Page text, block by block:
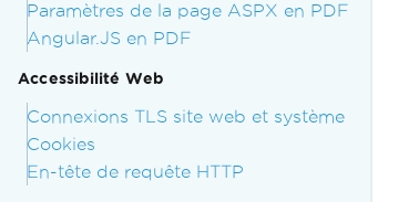
Paramètres de la page ASPX en PDF
Angular.JS en PDF
Accessibilité Web
Connexions TLS site web et système
Cookies
En-tête de requête HTTP